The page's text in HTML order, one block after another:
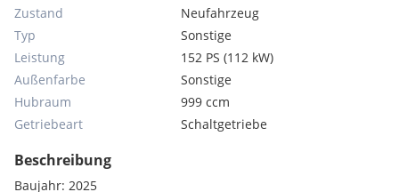
Zustand
Neufahrzeug
Typ
Sonstige
Leistung
152 PS (112 kW)
Außenfarbe
Sonstige
Hubraum
999 ccm
Getriebeart
Schaltgetriebe
Beschreibung
Baujahr: 2025